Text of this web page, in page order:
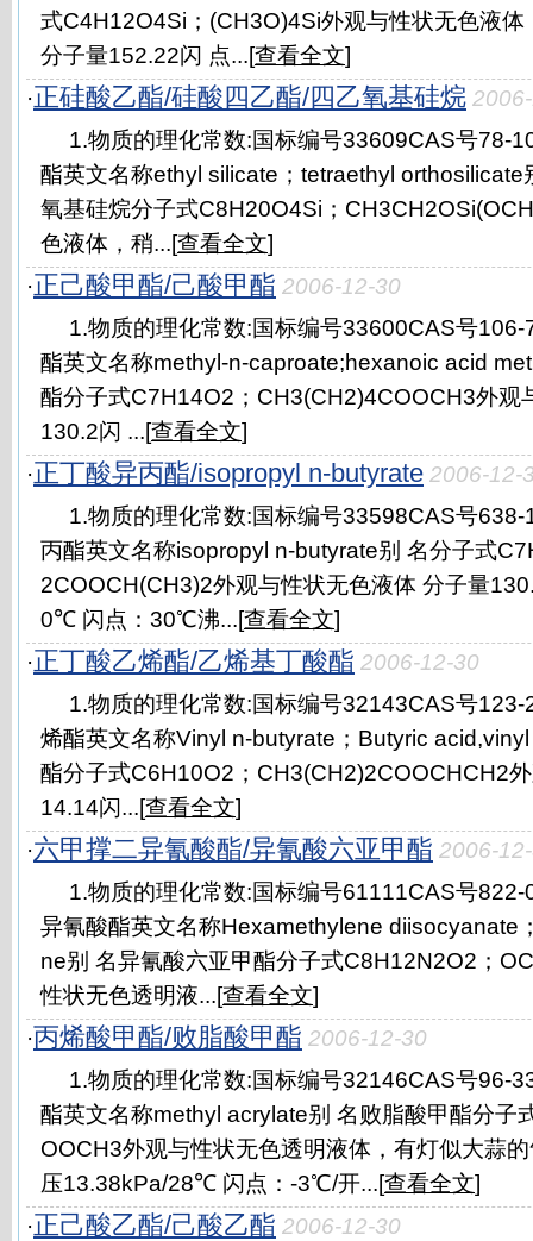
式C4H12O4Si；(CH3O)4Si外观与性状无色液体
分子量152.22闪 点...[查看全文]
·正硅酸乙酯/硅酸四乙酯/四乙氧基硅烷
1.物质的理化常数:国标编号33609CAS号78-
酯英文名称ethyl silicate；tetraethyl orthosilicate
氧基硅烷分子式C8H20O4Si；
色液体，稍...[查看全文]
·正己酸甲酯/己酸甲酯 2006-12-30
1.物质的理化常数:国标编号33600CAS号
酯英文名称methyl-n-caproate;hexanoic acid
酯分子式C7H14O2；CH3(CH2)4COOCH3外观
130.2闪 ...[查看全文]
·正丁酸异丙酯/isopropyl n-butyrate 2006-12-
1.物质的理化常数:国标编号33598CAS号
丙酯英文名称isopropyl n-butyrate别 名分子式
2COOCH(CH3)2外观与性状无色液体 分子量
0℃ 闪点：30℃沸...[查看全文]
·正丁酸乙烯酯/乙烯基丁酸酯 2006-12-30
1.物质的理化常数:国标编号32143CAS号
烯酯英文名称Vinyl n-butyrate；Butyric
酯分子式C6H10O2；CH3(CH2)2COOCHCH2
14.14闪...[查看全文]
·六甲撑二异氰酸酯/异氰酸六亚甲酯 2006-
1.物质的理化常数:国标编号61111CAS号
异氰酸酯英文名称Hexamethylene diisocyanate
ne别 名异氰酸六亚甲酯分子式C8H12N2O2；
性状无色透明液...[查看全文]
·丙烯酸甲酯/败脂酸甲酯 2006-12-30
1.物质的理化常数:国标编号32146CAS号96-
酯英文名称methyl acrylate别 名败脂酸甲酯分子
OOCH3外观与性状无色透明液体，有灯似大蒜
压13.38kPa/28℃ 闪点：-3℃/开...[查看全文]
·正己酸乙酯/己酸乙酯 2006-12-30